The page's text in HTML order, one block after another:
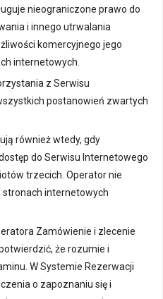
nieograniczone prawo do
i innego utrwalania
komercyjnego jego
internetowych.
z Serwisu
postanowień zwartych
również wtedy, gdy
do Serwisu Internetowego
trzecich. Operator nie
internetowych
Zamówienie i zlecenie
że rozumie i
W Systemie Rezerwacji
o zapoznaniu się i